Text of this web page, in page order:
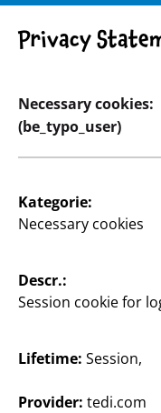
Unsere einzigartige
Küchenutensilien,
erleichtern, über
Privacy
Necessary cookies:
(be_typo_user)
Kategorie:
Necessary cookies
Descr.:
Session cookie for
Lifetime: Session,
Provider: tedi.com